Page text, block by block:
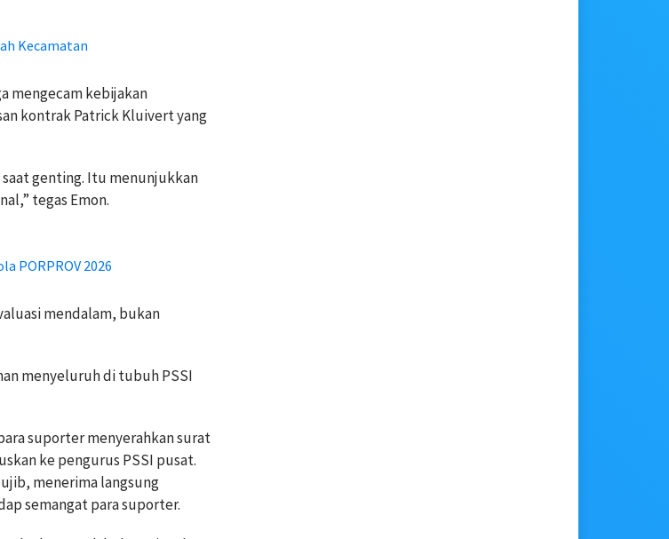
Kecamatan
mengecam kebijakan
kontrak Patrick Kluivert yang
genting. Itu menunjukkan
tegas Emon.
PORPROV 2026
mendalam, bukan
menyeluruh di tubuh PSSI
suporter menyerahkan surat
ke pengurus PSSI pusat.
menerima langsung
semangat para suporter.